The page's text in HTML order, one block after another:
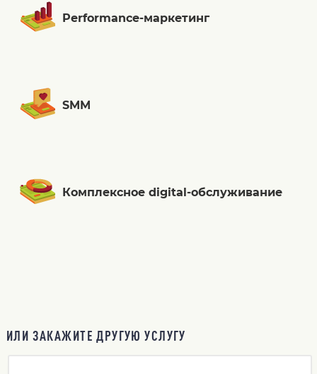
Performance-маркетинг
SMM
Комплексное digital-обслуживание
ИЛИ ЗАКАЖИТЕ ДРУГУЮ УСЛУГУ